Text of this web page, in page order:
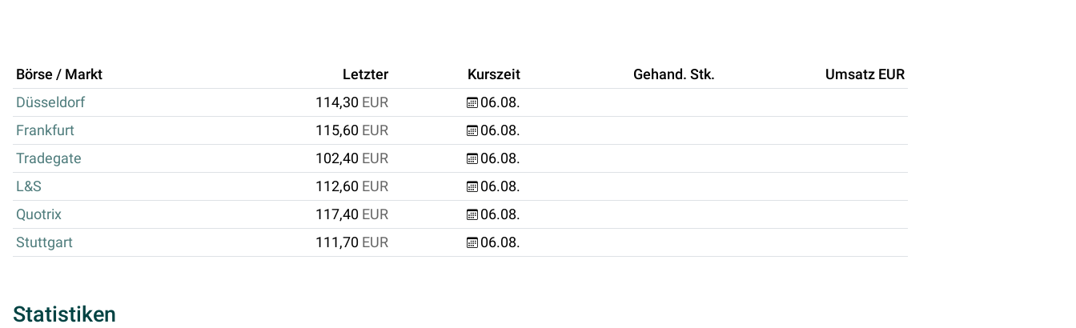
Börse / Markt Letzter Kurszeit Gehand. Stk.
Umsatz EUR
Düsseldorf
114,30 EUR
06.08.
Frankfurt
115,60 EUR
06.08.
Tradegate
102,40 EUR
06.08.
L&S
112,60 EUR
06.08.
Quotrix
117,40 EUR
06.08.
Stuttgart
111,70 EUR 06.08.
Statistiken